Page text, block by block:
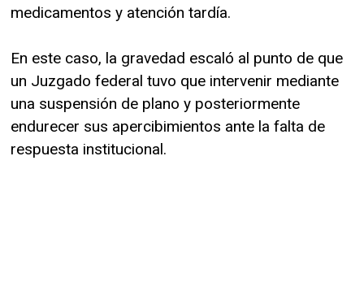
medicamentos y atención tardía.
En este caso, la gravedad escaló al punto de que
un Juzgado federal tuvo que intervenir mediante
una suspensión de plano y posteriormente
endurecer sus apercibimientos ante la falta de
respuesta institucional.